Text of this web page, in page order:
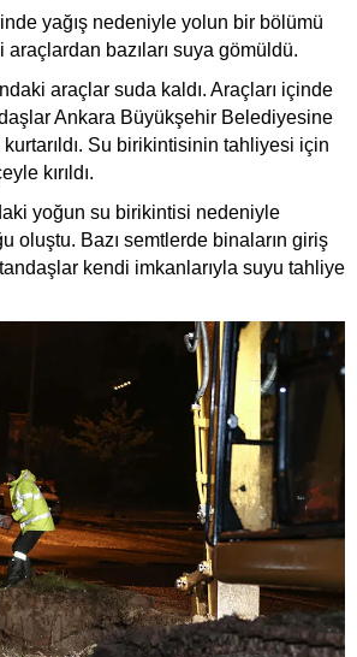
yağış nedeniyle yolun bir bölümü
bazıları suya gömüldü.
araçlar suda kaldı. Araçları içinde
Ankara Büyükşehir Belediyesine
kurtarıldı. Su birikintisinin tahliyesi için
kırıldı.
yoğun su birikintisi nedeniyle
oluştu. Bazı semtlerde binaların giriş
kendi imkanlarıyla suyu tahliye